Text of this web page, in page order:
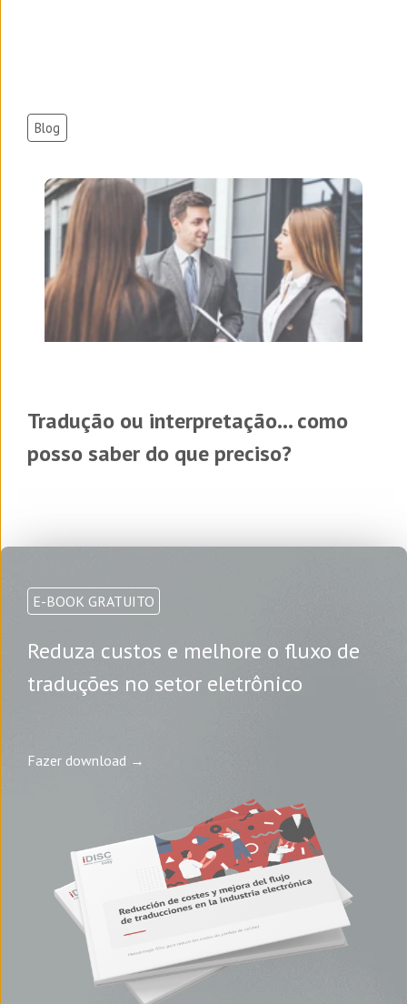
Blog
Tradução ou interpretação... como
posso saber do que preciso?
E-BOOK GRATUITO
Reduza custos e melhore o fluxo de
traduções no setor eletrônico
Fazer download →